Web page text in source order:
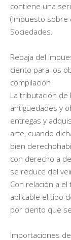
contiene una
(Impuesto sobre
Sociedades.
Rebaja del
ciento para los
compilación
La tributación
antigüedades y
entregas y
arte, cuando
bien
con derecho a
se reduce del
Con relación a
aplicable el tipo
por ciento que
Importaciones